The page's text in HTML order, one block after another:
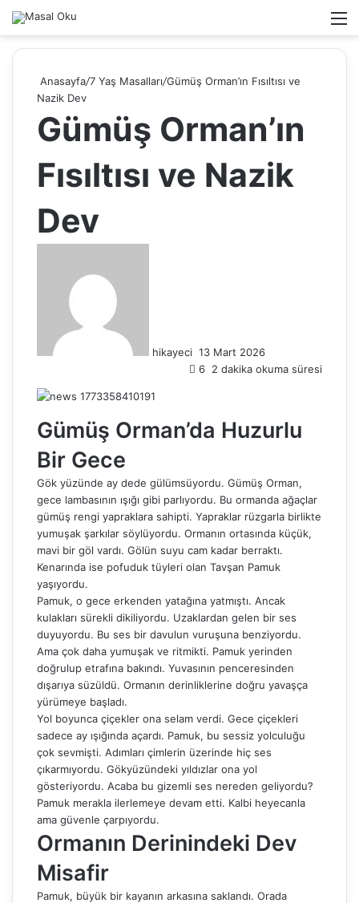
Arama
Anasayfa/7 Yaş Masalları/Gümüş Orman’ın Fısıltısı ve
Nazik Dev
Gümüş Orman’ın
Fısıltısı ve Nazik
Dev
hikayeci o
s
g
ö
e
r
m
e
k
13 Mart 2026
6 2 dakika okuma süresi
Gümüş Orman’da Huzurlu
Bir Gece
Gök yüzünde ay dede gülümsüyordu. Gümüş Orman,
gece lambasının ışığı gibi parlıyordu. Bu ormanda ağaçlar
gümüş rengi yapraklara sahipti. Yapraklar rüzgarla birlikte
yumuşak şarkılar söylüyordu. Ormanın ortasında küçük,
mavi bir göl vardı. Gölün suyu cam kadar berraktı.
Kenarında ise pofuduk tüyleri olan Tavşan Pamuk
yaşıyordu.
Pamuk, o gece erkenden yatağına yatmıştı. Ancak
kulakları sürekli dikiliyordu. Uzaklardan gelen bir ses
duyuyordu. Bu ses bir davulun vuruşuna benziyordu.
Ama çok daha yumuşak ve ritmikti. Pamuk yerinden
doğrulup etrafına bakındı. Yuvasının penceresinden
dışarıya süzüldü. Ormanın derinliklerine doğru yavaşça
yürümeye başladı.
Yol boyunca çiçekler ona selam verdi. Gece çiçekleri
sadece ay ışığında açardı. Pamuk, bu sessiz yolculuğu
çok sevmişti. Adımları çimlerin üzerinde hiç ses
çıkarmıyordu. Gökyüzündeki yıldızlar ona yol
gösteriyordu. Acaba bu gizemli ses nereden geliyordu?
Pamuk merakla ilerlemeye devam etti. Kalbi heyecanla
ama güvenle çarpıyordu.
Ormanın Derinindeki Dev
Misafir
Pamuk, büyük bir kayanın arkasına saklandı. Orada